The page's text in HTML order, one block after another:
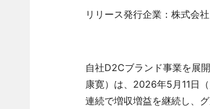
リリース発行企業：株式会
自社D2Cブランド事業を展
康寛）は、2026年5月11日（
連続で増収増益を継続し、